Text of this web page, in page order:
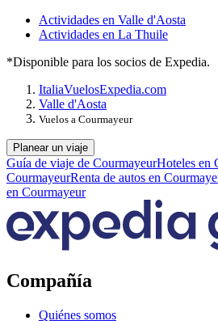
Actividades en Valle d'Aosta
Actividades en La Thuile
*Disponible para los socios de Expedia.
ItaliaVuelosExpedia.com
Valle d'Aosta
Vuelos a Courmayeur
Planear un viaje
Guía de viaje de CourmayeurHoteles en
CourmayeurRenta de autos en
en Courmayeur
Compañía
Quiénes somos